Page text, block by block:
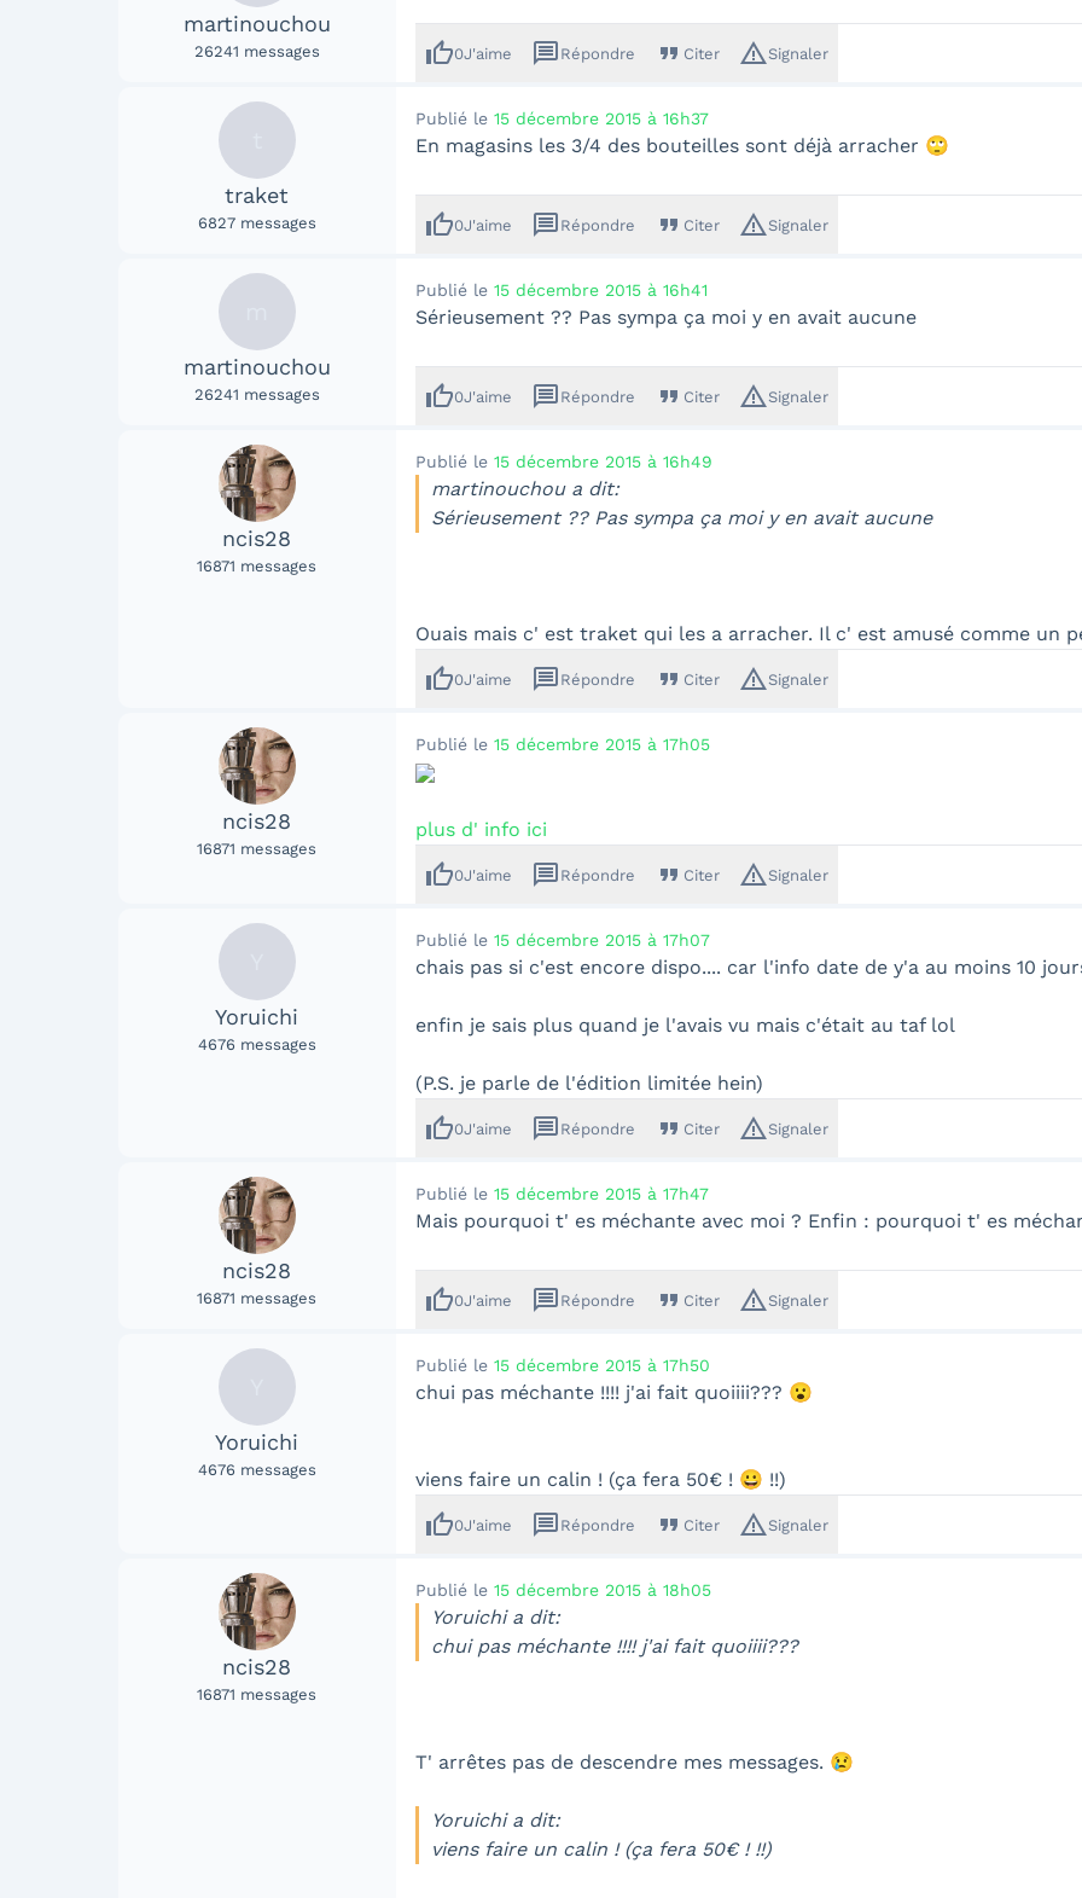
martinouchou
26241 messages thumb_up0J'aime message Répondre format_quote Citer warning_amberSignaler
traket
6827 messages
Publié le 15 décembre 2015 à 16h37
En magasins les 3/4 des bouteilles sont déjà arracher 🙄
thumb_up0J'aime message Répondre format_quote Citer warning_amberSignaler
martinouchou
26241 messages
Publié le 15 décembre 2015 à 16h41
Sérieusement ?? Pas sympa ça moi y en avait aucune
thumb_up0J'aime message Répondre format_quote Citer warning_amberSignaler
ncis28
16871 messages
Publié le 15 décembre 2015 à 16h49
martinouchou a dit:
Sérieusement ?? Pas sympa ça moi y en avait aucune
Ouais mais c' est traket qui les a arracher. Il c' est amusé comme un
thumb_up0J'aime message Répondre format_quote Citer warning_amberSignaler
ncis28
16871 messages
Publié le 15 décembre 2015 à 17h05
plus d' info ici
thumb_up0J'aime message Répondre format_quote Citer warning_amberSignaler
Yoruichi
4676 messages
Publié le 15 décembre 2015 à 17h07
chais pas si c'est encore dispo.... car l'info date de y'a au moins 10
enfin je sais plus quand je l'avais vu mais c'était au taf lol
(P.S. je parle de l'édition limitée hein)
thumb_up0J'aime message Répondre format_quote Citer warning_amberSignaler
ncis28
16871 messages
Publié le 15 décembre 2015 à 17h47
Mais pourquoi t' es méchante avec moi ? Enfin : pourquoi t' es
thumb_up0J'aime message Répondre format_quote Citer warning_amberSignaler
Yoruichi
4676 messages
Publié le 15 décembre 2015 à 17h50
chui pas méchante !!!! j'ai fait quoiiii??? 😮
viens faire un calin ! (ça fera 50€ ! 😀 !!)
thumb_up0J'aime message Répondre format_quote Citer warning_amberSignaler
ncis28
16871 messages
Publié le 15 décembre 2015 à 18h05
Yoruichi a dit:
chui pas méchante !!!! j'ai fait quoiiii???
T' arrêtes pas de descendre mes messages. 😢
Yoruichi a dit:
viens faire un calin ! (ça fera 50€ ! !!)